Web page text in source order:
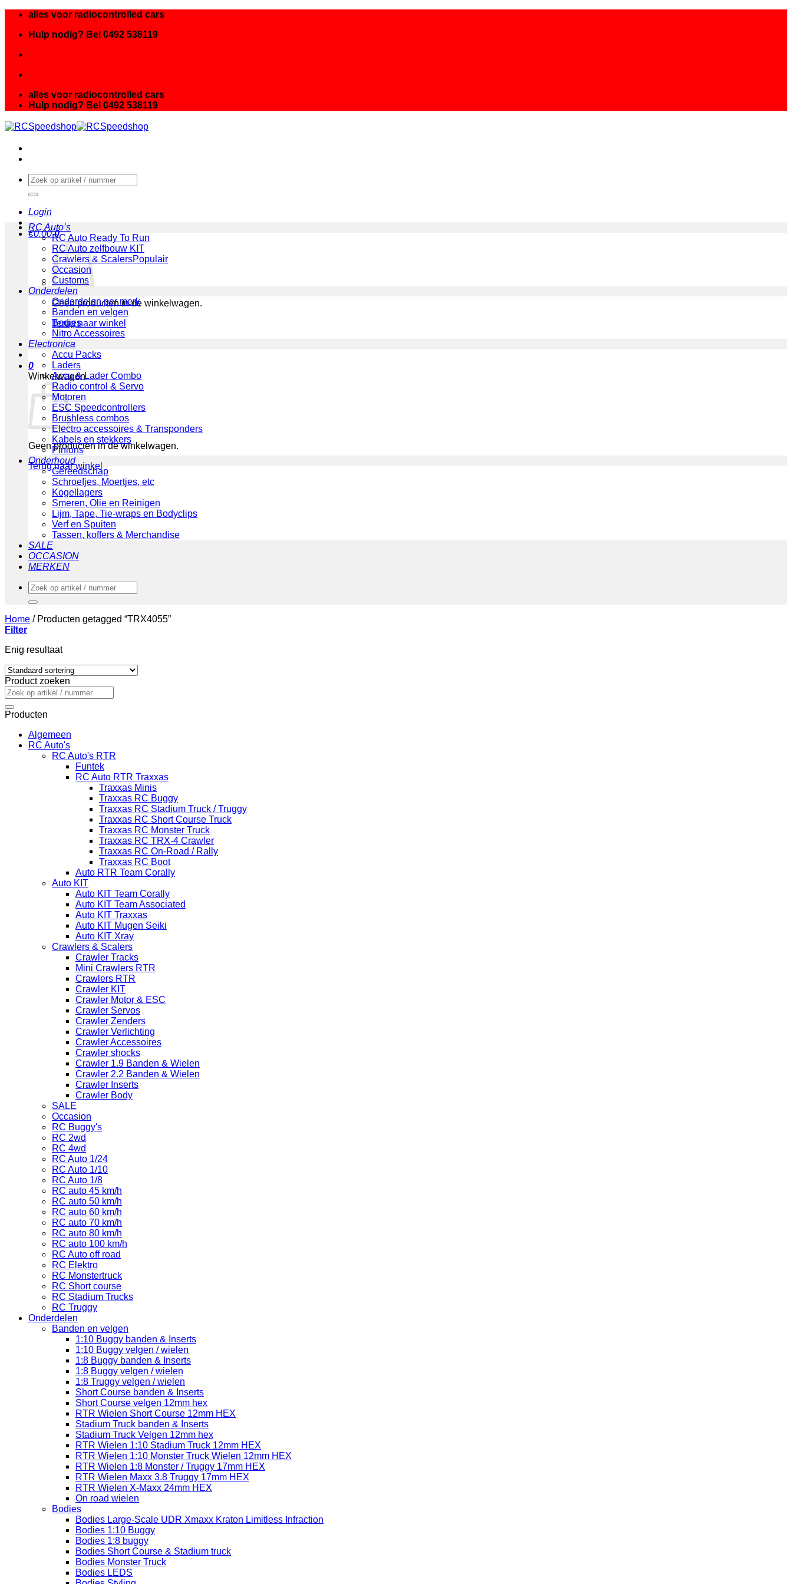
inhoud
alles voor radiocontrolled cars
Hulp nodig? Bel 0492 538119
alles voor radiocontrolled cars
Hulp nodig? Bel 0492 538119
Zoeken
naar:
Login
€0.00 0
Geen producten in de winkelwagen.
Terug naar winkel
0
Winkelwagen
Geen producten in de winkelwagen.
Terug naar winkel
RC Auto’s
RC Auto Ready To Run
RC Auto zelfbouw KIT
Crawlers & Scalers
Occasion
Customs
Onderdelen
Onderdelen per merk
Banden en velgen
Bodies
Nitro Accessoires
Electronica
Accu Packs
Laders
Accu & Lader Combo
Radio control & Servo
Motoren
ESC Speedcontrollers
Brushless combos
Electro accessoires & Transponders
Kabels en stekkers
Pinions
Onderhoud
Gereedschap
Schroefjes, Moertjes, etc
Kogellagers
Smeren, Olie en Reinigen
Lijm, Tape, Tie-wraps en Bodyclips
Verf en Spuiten
Tassen, koffers & Merchandise
SALE
OCCASION
MERKEN
Zoeken
naar:
Home /Producten getagged “TRX4055”
Filter
Enig resultaat
Product zoeken
Zoeken
naar:
Producten
Algemeen
RC Auto's
RC Auto's RTR
Funtek
RC Auto RTR Traxxas
Traxxas Minis
Traxxas RC Buggy
Traxxas RC Stadium Truck / Truggy
Traxxas RC Short Course Truck
Traxxas RC Monster Truck
Traxxas RC TRX-4 Crawler
Traxxas RC On-Road / Rally
Traxxas RC Boot
Auto RTR Team Corally
Auto KIT
Auto KIT Team Corally
Auto KIT Team Associated
Auto KIT Traxxas
Auto KIT Mugen Seiki
Auto KIT Xray
Crawlers & Scalers
Crawler Tracks
Mini Crawlers RTR
Crawlers RTR
Crawler KIT
Crawler Motor & ESC
Crawler Servos
Crawler Zenders
Crawler Verlichting
Crawler Accessoires
Crawler shocks
Crawler 1.9 Banden & Wielen
Crawler 2.2 Banden & Wielen
Crawler Inserts
Crawler Body
SALE
Occasion
RC Buggy's
RC 2wd
RC 4wd
RC Auto 1/24
RC Auto 1/10
RC Auto 1/8
RC auto 45 km/h
RC auto 50 km/h
RC auto 60 km/h
RC auto 70 km/h
RC auto 80 km/h
RC auto 100 km/h
RC Auto off road
RC Elektro
RC Monstertruck
RC Short course
RC Stadium Trucks
RC Truggy
Onderdelen
Banden en velgen
1:10 Buggy banden & Inserts
1:10 Buggy velgen / wielen
1:8 Buggy banden & Inserts
1:8 Buggy velgen / wielen
1:8 Truggy velgen / wielen
Short Course banden & Inserts
Short Course velgen 12mm hex
RTR Wielen Short Course 12mm HEX
Stadium Truck banden & Inserts
Stadium Truck Velgen 12mm hex
RTR Wielen 1:10 Stadium Truck 12mm HEX
RTR Wielen 1:10 Monster Truck Wielen 12mm HEX
RTR Wielen 1:8 Monster / Truggy 17mm HEX
RTR Wielen Maxx 3.8 Truggy 17mm HEX
RTR Wielen X-Maxx 24mm HEX
On road wielen
Bodies
Bodies Large-Scale UDR Xmaxx Kraton Limitless Infraction
Bodies 1:10 Buggy
Bodies 1:8 buggy
Bodies Short Course & Stadium truck
Bodies Monster Truck
Bodies LEDS